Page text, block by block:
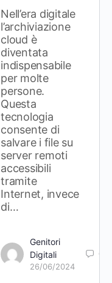
Nell’era digitale
l’archiviazione
cloud è
diventata
indispensabile
per molte
persone.
Questa
tecnologia
consente di
salvare i file su
server remoti
accessibili
tramite
Internet, invece
di…
Genitori
Digitali
26/06/2024
0